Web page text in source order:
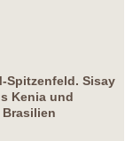
Spitzenfeld. Sisay
Kenia und
Brasilien